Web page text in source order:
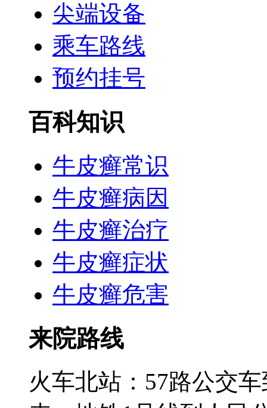
尖端设备
乘车路线
预约挂号
百科知识
牛皮癣常识
牛皮癣病因
牛皮癣治疗
牛皮癣症状
牛皮癣危害
来院路线
火车北站：57路公交